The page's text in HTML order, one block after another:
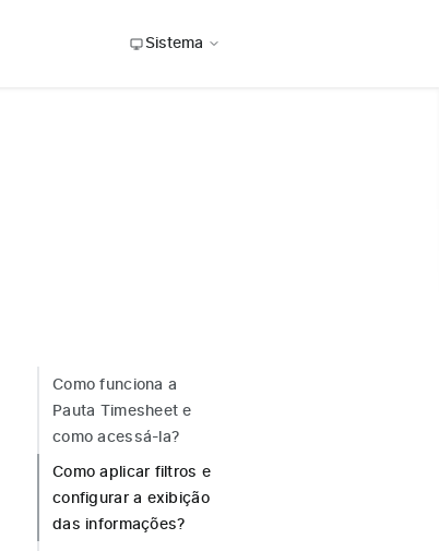
Sistema
Como funciona a
Pauta Timesheet e
como acessá-la?
Como aplicar filtros e
configurar a exibição
das informações?